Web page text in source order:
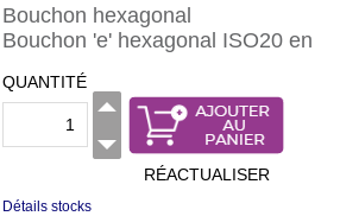
Bouchon hexagonal
Bouchon 'e' hexagonal ISO20 en
QUANTITÉ
RÉACTUALISER
Détails stocks